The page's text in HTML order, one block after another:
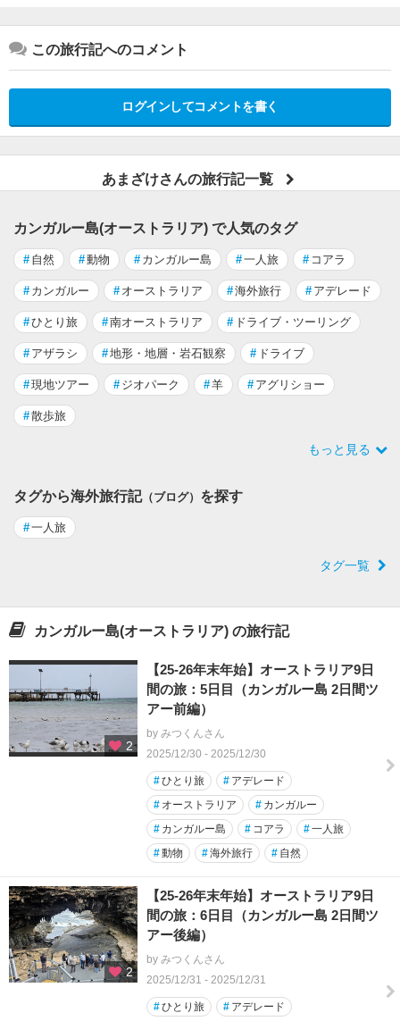
この旅行記へのコメント
ログインしてコメントを書く
あまざけさんの旅行記一覧
カンガルー島(オーストラリア) で人気のタグ
# 自然 #動物 # カンガルー島 #一人旅 # コアラ
# カンガルー # オーストラリア #海外旅行 # アデレード
#ひとり旅 #南オーストラリア # ドライブ・ツーリング
# アザラシ #地形・地層・岩石観察 # ドライブ
#現地ツアー # ジオパーク #羊 # アグリショー
#散歩旅
もっと見る
タグから海外旅行記（ブログ） を探す
#一人旅
タグ一覧
カンガルー島(オーストラリア) の旅行記
2
【25-26年末年始】オーストラリア9日
間の旅：5日目（カンガルー島 2日間ツ
アー前編）
by みつくんさん
2025/12/30 - 2025/12/30
#ひとり旅 # アデレード
# オーストラリア # カンガルー
# カンガルー島 # コアラ #一人旅
#動物 #海外旅行 # 自然
2
【25-26年末年始】オーストラリア9日
間の旅：6日目（カンガルー島 2日間ツ
アー後編）
by みつくんさん
2025/12/31 - 2025/12/31
#ひとり旅 # アデレード